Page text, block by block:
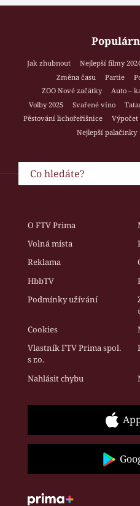
Jak zhubnout Nejlepší filmy
Změna času
Partie
ZOO Nové začátky
Auto –
Volby 2025
Svařené víno
Pěstování lichořeřišnice
Výpočet
Nejlepší palačinky
O FTV Prima
Volná místa
Reklama
HbbTV
Podmínky užívání
Cookies
Vlastník FTV Prima spol.
s r.o.
Nahlásit chybu